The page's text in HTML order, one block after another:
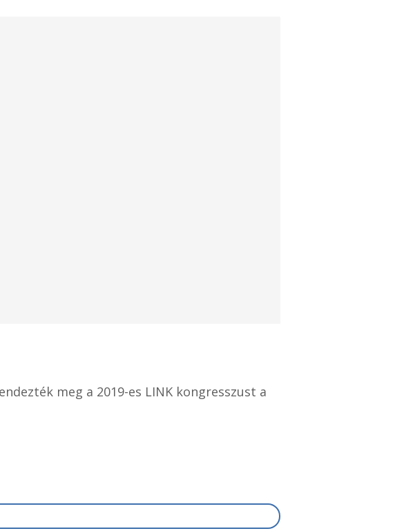
meg a 2019-es LINK kongresszust a